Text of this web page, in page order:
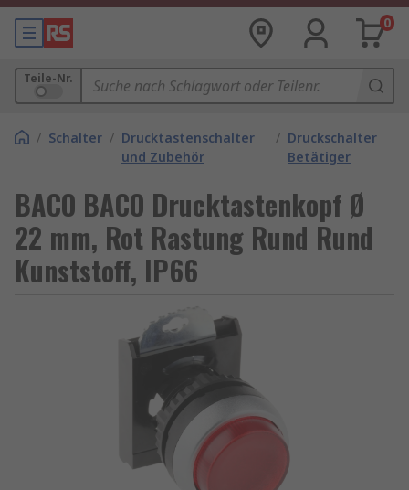
0
Teile-Nr.
/ Schalter / Drucktastenschalter
und Zubehör
/ Druckschalter
Betätiger
BACO BACO Drucktastenkopf Ø
22 mm, Rot Rastung Rund Rund
Kunststoff, IP66